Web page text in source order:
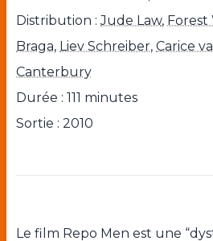
Distribution :Jude Law, Forest
Braga, Liev Schreiber, Carice
Canterbury
Durée : 111 minutes
Sortie : 2010
Le film Repo Men est une